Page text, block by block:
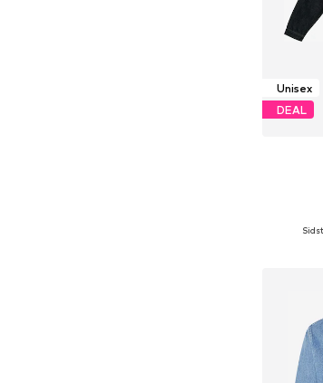
Unisex
DEAL